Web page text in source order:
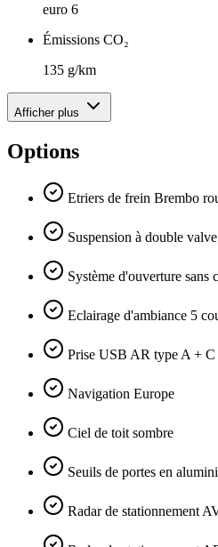
euro 6
Émissions CO₂
135 g/km
Afficher plus
Options
Etriers de frein Brembo
Suspension à double
Système d'ouverture sans
Eclairage d'ambiance 5
Prise USB AR type A + C
Navigation Europe
Ciel de toit sombre
Seuils de portes en
Radar de stationnement